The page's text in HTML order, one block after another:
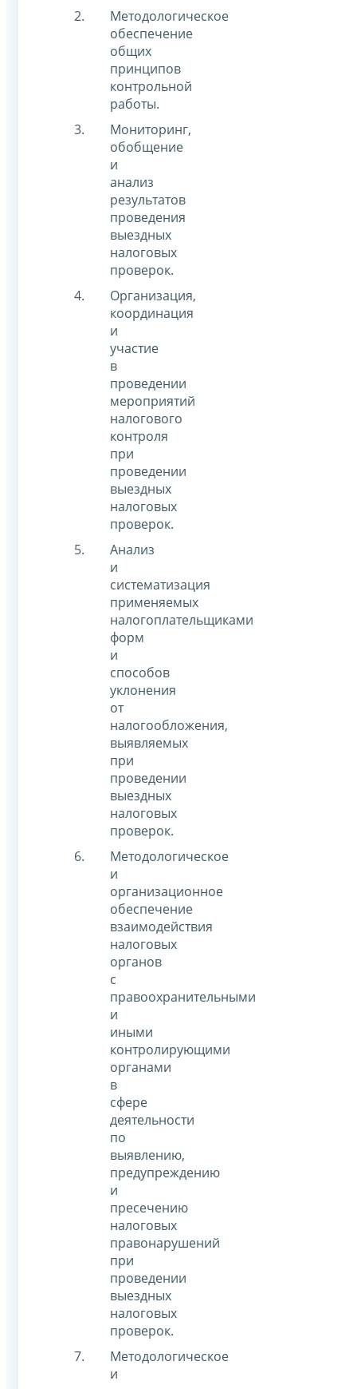
Методологическое
обеспечение
общих
принципов
контрольной
работы.
Мониторинг,
обобщение
и
анализ
результатов
проведения
выездных
налоговых
проверок.
Организация,
координация
и
участие
в
проведении
мероприятий
налогового
контроля
при
проведении
выездных
налоговых
проверок.
Анализ
и
систематизация
применяемых
налогоплательщиками
форм
и
способов
уклонения
от
налогообложения,
выявляемых
при
проведении
выездных
налоговых
проверок.
Методологическое
и
организационное
обеспечение
взаимодействия
налоговых
органов
с
правоохранительными
и
иными
контролирующими
органами
в
сфере
деятельности
по
выявлению,
предупреждению
и
пресечению
налоговых
правонарушений
при
проведении
выездных
налоговых
проверок.
Методологическое
и